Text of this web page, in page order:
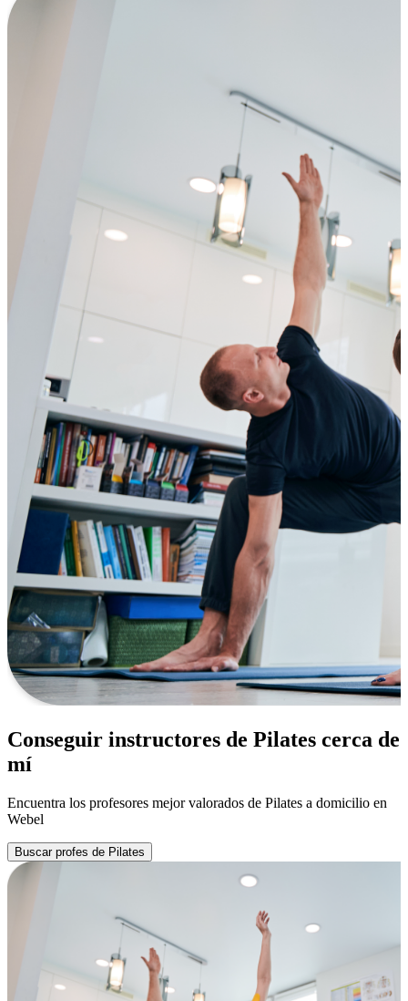
Conseguir instructores de Pilates cerca de
mí
Encuentra los profesores mejor valorados de Pilates a domicilio en
Webel
Buscar profes de Pilates